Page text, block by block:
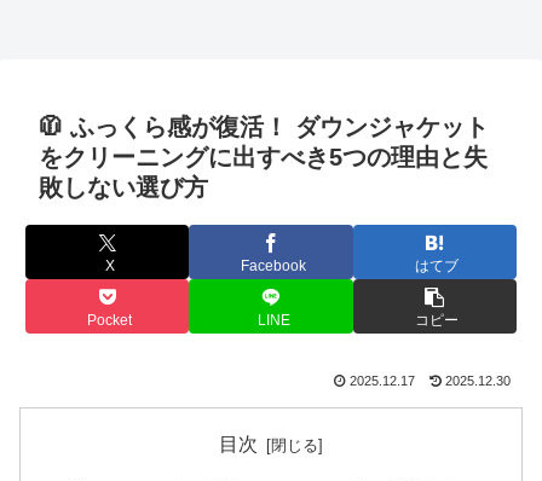
🧥 ふっくら感が復活！ ダウンジャケット
をクリーニングに出すべき5つの理由と失
敗しない選び方
X Facebook はてブ
Pocket LINE コピー
2025.12.17 2025.12.30
目次